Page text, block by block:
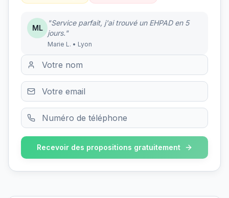
ML
"Service parfait, j'ai trouvé un EHPAD en 5
jours."
Marie L. • Lyon
Recevoir des propositions gratuitement